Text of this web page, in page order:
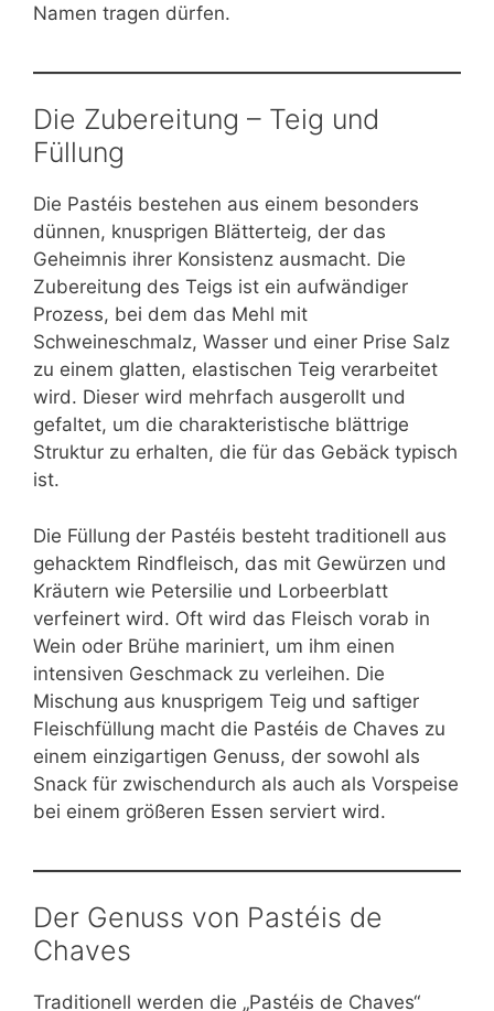
Namen tragen dürfen.
Die Zubereitung – Teig und
Füllung
Die Pastéis bestehen aus einem besonders
dünnen, knusprigen Blätterteig, der das
Geheimnis ihrer Konsistenz ausmacht. Die
Zubereitung des Teigs ist ein aufwändiger
Prozess, bei dem das Mehl mit
Schweineschmalz, Wasser und einer Prise Salz
zu einem glatten, elastischen Teig verarbeitet
wird. Dieser wird mehrfach ausgerollt und
gefaltet, um die charakteristische blättrige
Struktur zu erhalten, die für das Gebäck typisch
ist.
Die Füllung der Pastéis besteht traditionell aus
gehacktem Rindfleisch, das mit Gewürzen und
Kräutern wie Petersilie und Lorbeerblatt
verfeinert wird. Oft wird das Fleisch vorab in
Wein oder Brühe mariniert, um ihm einen
intensiven Geschmack zu verleihen. Die
Mischung aus knusprigem Teig und saftiger
Fleischfüllung macht die Pastéis de Chaves zu
einem einzigartigen Genuss, der sowohl als
Snack für zwischendurch als auch als Vorspeise
bei einem größeren Essen serviert wird.
Der Genuss von Pastéis de
Chaves
Traditionell werden die „Pastéis de Chaves“